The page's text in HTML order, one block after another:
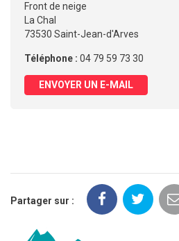
Front de neige
La Chal
73530 Saint-Jean-d'Arves
Téléphone : 04 79 59 73 30
ENVOYER UN E-MAIL
Partager sur :